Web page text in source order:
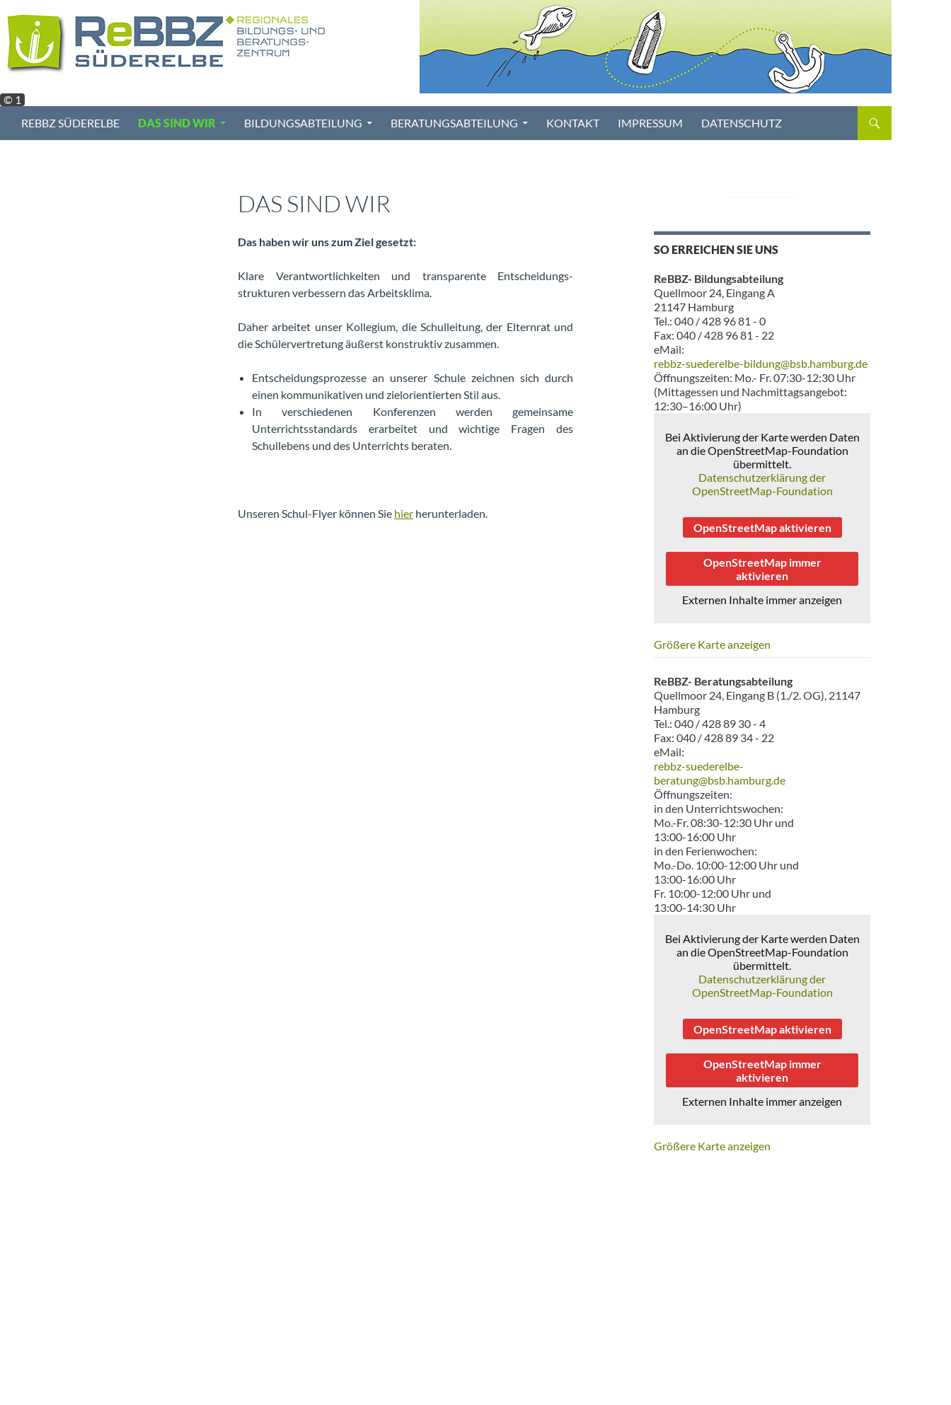
Inhalt
springen
© 1
REBBZ SÜDERELBE DAS SIND WIR BILDUNGSABTEILUNG BERATUNGSABTEILUNG KONTAKT IMPRESSUM DATENSCHUTZ
DAS SIND WIR
Das haben wir uns zum Ziel gesetzt:
Klare Verantwortlichkeiten und transparente Entscheidungs-
strukturen verbessern das Arbeitsklima.
Daher arbeitet unser Kollegium, die Schulleitung, der Elternrat und
die Schülervertretung äußerst konstruktiv zusammen.
Entscheidungsprozesse an unserer Schule zeichnen sich durch
einen kommunikativen und zielorientierten Stil aus.
In verschiedenen Konferenzen werden gemeinsame
Unterrichtsstandards erarbeitet und wichtige Fragen des
Schullebens und des Unterrichts beraten.
Unseren Schul-Flyer können Sie hier herunterladen.
SO ERREICHEN SIE UNS
ReBBZ- Bildungsabteilung
Quellmoor 24, Eingang A
21147 Hamburg
Tel.: 040 / 428 96 81 - 0
Fax: 040 / 428 96 81 - 22
eMail:
rebbz-suederelbe-bildung@bsb.hamburg.de
Öffnungszeiten: Mo.- Fr. 07:30-12:30 Uhr
(Mittagessen und Nachmittagsangebot:
12:30–16:00 Uhr)
Bei Aktivierung der Karte werden Daten
an die OpenStreetMap-Foundation
übermittelt.
Datenschutzerklärung der
OpenStreetMap-Foundation
OpenStreetMap aktivieren
OpenStreetMap immer
aktivieren
Externen Inhalte immer anzeigen
Größere Karte anzeigen
ReBBZ- Beratungsabteilung
Quellmoor 24, Eingang B (1./2. OG), 21147
Hamburg
Tel.: 040 / 428 89 30 - 4
Fax: 040 / 428 89 34 - 22
eMail:
rebbz-suederelbe-
beratung@bsb.hamburg.de
Öffnungszeiten:
in den Unterrichtswochen:
Mo.-Fr. 08:30-12:30 Uhr und
13:00-16:00 Uhr
in den Ferienwochen:
Mo.-Do. 10:00-12:00 Uhr und
13:00-16:00 Uhr
Fr. 10:00-12:00 Uhr und
13:00-14:30 Uhr
Bei Aktivierung der Karte werden Daten
an die OpenStreetMap-Foundation
übermittelt.
Datenschutzerklärung der
OpenStreetMap-Foundation
OpenStreetMap aktivieren
OpenStreetMap immer
aktivieren
Externen Inhalte immer anzeigen
Größere Karte anzeigen